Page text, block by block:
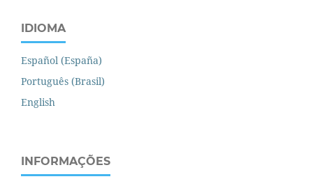
IDIOMA
Español (España)
Português (Brasil)
English
INFORMAÇÕES